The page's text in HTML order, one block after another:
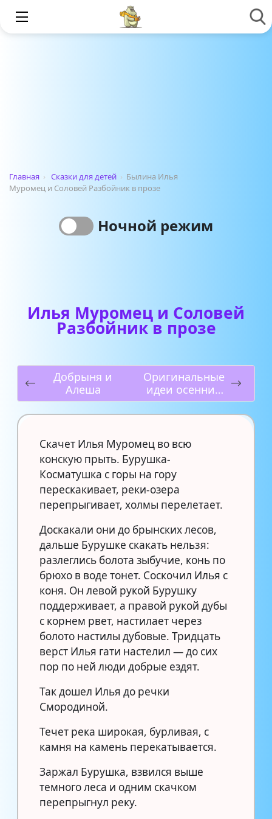
Главная › Сказки для детей › Былина Илья
Муромец и Соловей Разбойник в прозе
Ночной режим
Илья Муромец и Соловей
Разбойник в прозе
Добрыня и
Алеша
Оригинальные
идеи осенних
поделок из
листьев
Скачет Илья Муромец во всю
конскую прыть. Бурушка-
Косматушка с горы на гору
перескакивает, реки-озера
перепрыгивает, холмы перелетает.
Доскакали они до брынских лесов,
дальше Бурушке скакать нельзя:
разлеглись болота зыбучие, конь по
брюхо в воде тонет. Соскочил Илья с
коня. Он левой рукой Бурушку
поддерживает, а правой рукой дубы
с корнем рвет, настилает через
болото настилы дубовые. Тридцать
верст Илья гати настелил — до сих
пор по ней люди добрые ездят.
Так дошел Илья до речки
Смородиной.
Течет река широкая, бурливая, с
камня на камень перекатывается.
Заржал Бурушка, взвился выше
темного леса и одним скачком
перепрыгнул реку.